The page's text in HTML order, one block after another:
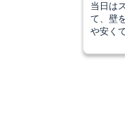
当日は
て、壁
や安く